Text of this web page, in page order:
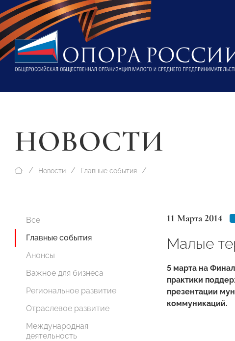
НОВОСТИ
Новости Главные события
Все
Главные события
Анонсы
Важное для бизнеса
Региональное развитие
Отраслевое развитие
Международная
деятельность
11 Марта 2014
Малые
5 марта на
практики
презентации
коммуникаций.